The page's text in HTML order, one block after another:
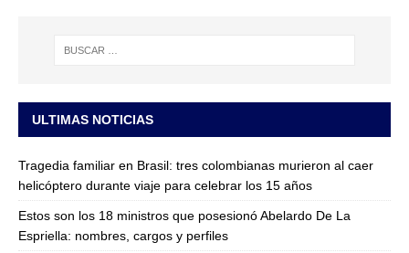
ULTIMAS NOTICIAS
Tragedia familiar en Brasil: tres colombianas murieron al caer
helicóptero durante viaje para celebrar los 15 años
Estos son los 18 ministros que posesionó Abelardo De La
Espriella: nombres, cargos y perfiles